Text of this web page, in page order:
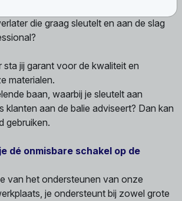
die graag sleutelt en aan de slag
sta jij garant voor de kwaliteit en
materialen.
baan, waarbij je sleutelt aan
klanten aan de balie adviseert? Dan kan
gebruiken.
dé onmisbare schakel op de
van het ondersteunen van onze
je ondersteunt bij zowel grote